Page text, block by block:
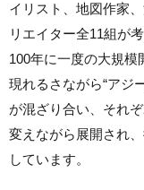
イリスト、地図作家
リエイター全11組が
100年に一度の大規模
現れるさながら“アジ
が混ざり合い、それ
変えながら展開され
しています。